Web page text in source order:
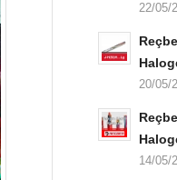
22/05/
20/05/
14/05/